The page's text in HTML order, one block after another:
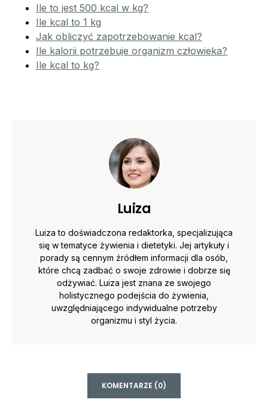
Ile to jest 500 kcal w kg?
Ile kcal to 1 kg
Jak obliczyć zapotrzebowanie kcal?
Ile kalorii potrzebuje organizm człowieka?
Ile kcal to kg?
Luiza
Luiza to doświadczona redaktorka, specjalizująca
się w tematyce żywienia i dietetyki. Jej artykuły i
porady są cennym źródłem informacji dla osób,
które chcą zadbać o swoje zdrowie i dobrze się
odżywiać. Luiza jest znana ze swojego
holistycznego podejścia do żywienia,
uwzględniającego indywidualne potrzeby
organizmu i styl życia.
KOMENTARZE (0)